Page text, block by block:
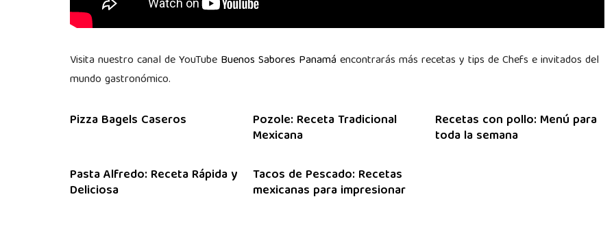
Visita nuestro canal de YouTube Buenos Sabores Panamá encontrarás más recetas y tips de Chefs e invitados del
mundo gastronómico.
Pizza Bagels Caseros Pozole: Receta Tradicional
Mexicana
Recetas con pollo: Menú para
toda la semana
Pasta Alfredo: Receta Rápida y
Deliciosa
Tacos de Pescado: Recetas
mexicanas para impresionar